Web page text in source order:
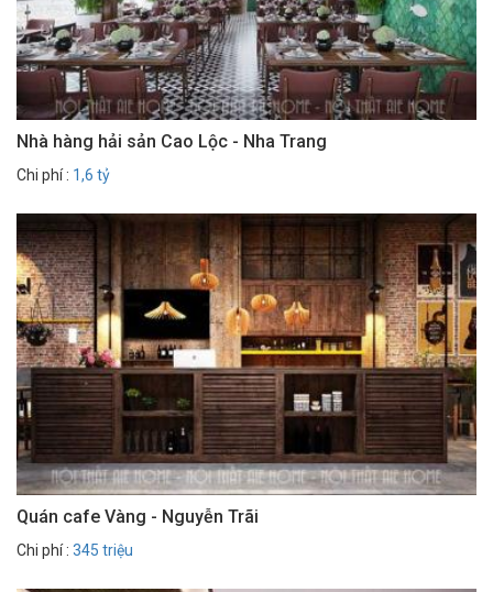
Nhà hàng hải sản Cao Lộc - Nha Trang
Chi phí : 1,6 tỷ
Quán cafe Vàng - Nguyễn Trãi
Chi phí : 345 triệu